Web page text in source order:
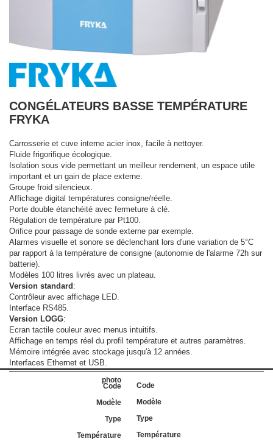
CONGÉLATEURS BASSE TEMPÉRATURE
FRYKA
Carrosserie et cuve interne acier inox, facile à nettoyer.
Fluide frigorifique écologique.
Isolation sous vide permettant un meilleur rendement, un espace utile
important et un gain de place externe.
Groupe froid silencieux.
Affichage digital températures consigne/réelle.
Porte double étanchéité avec fermeture à clé.
Régulation de température par Pt100.
Orifice pour passage de sonde externe par exemple.
Alarmes visuelle et sonore se déclenchant lors d'une variation de 5°C
par rapport à la température de consigne (autonomie de l'alarme 72h sur
batterie).
Modèles 100 litres livrés avec un plateau.
Version standard :
Contrôleur avec affichage LED.
Interface RS485.
Version LOGG:
Ecran tactile couleur avec menus intuitifs.
Affichage en temps réel du profil température et autres paramètres.
Mémoire intégrée avec stockage jusqu'à 12 années.
Interfaces Ethernet et USB.
Code
Modèle
Type
Température